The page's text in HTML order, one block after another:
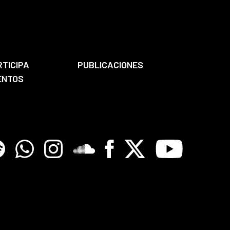
PUBLICACIONES
WhatsappInstagramSoundcloreFacebook
X Youtube